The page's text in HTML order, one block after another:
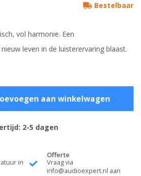
Bestelbaar
vol harmonie. Een
leven in de luisterervaring blaast.
aan winkelwagen
2-5 dagen
in
Offerte
Vraag via
info@audioexpert.nl aan